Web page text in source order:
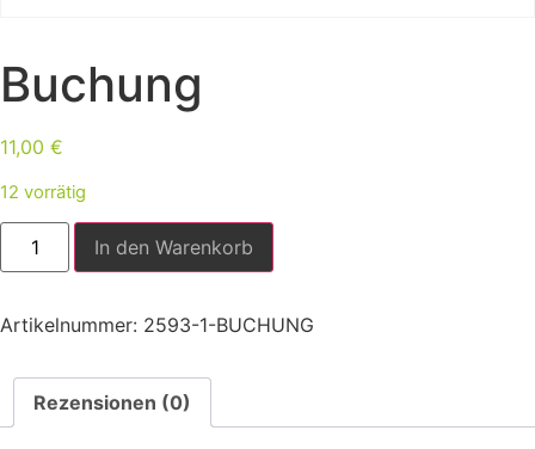
Buchung
11,00 €
12 vorrätig
In den Warenkorb
Artikelnummer: 2593-1-BUCHUNG
Rezensionen (0)